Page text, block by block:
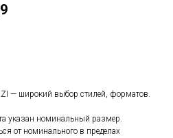
— широкий выбор стилей, форматов.
указан номинальный размер.
от номинального в пределах